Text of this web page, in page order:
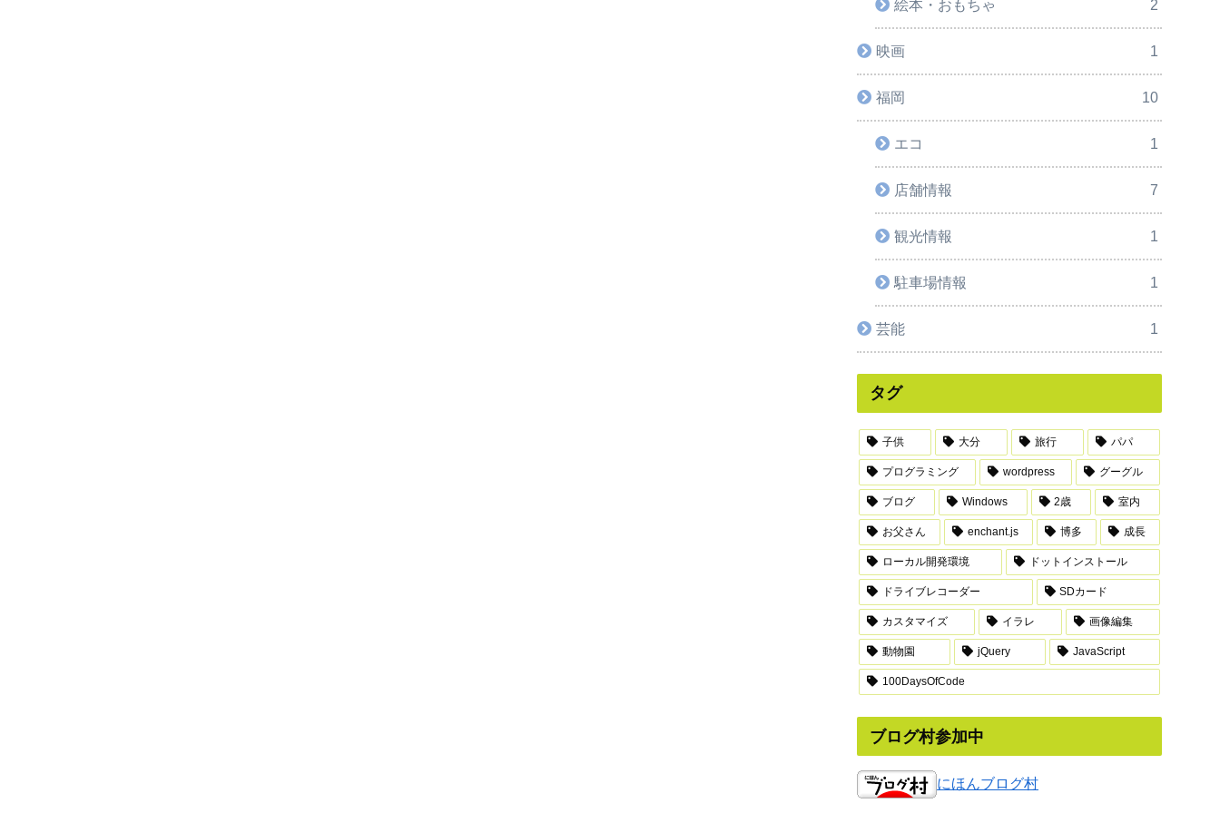
絵本・おもちゃ 2
映画 1
福岡 10
エコ 1
店舗情報 7
観光情報 1
駐車場情報 1
芸能 1
タグ
子供 大分 旅行 パパ
プログラミング wordpress グーグル
ブログ Windows 2歳 室内
お父さん enchant.js 博多 成長
ローカル開発環境 ドットインストール
ドライブレコーダー SDカード
カスタマイズ イラレ 画像編集
動物園 jQuery JavaScript
100DaysOfCode
ブログ村参加中
にほんブログ村